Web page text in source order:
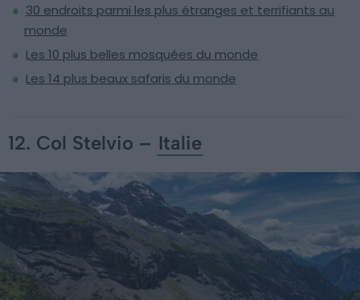
30 endroits parmi les plus étranges et terrifiants au
monde
Les 10 plus belles mosquées du monde
Les 14 plus beaux safaris du monde
12. Col Stelvio – Italie